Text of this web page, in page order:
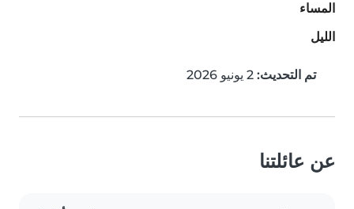
المساء
الليل
تم التحديث:
عن عائلتنا